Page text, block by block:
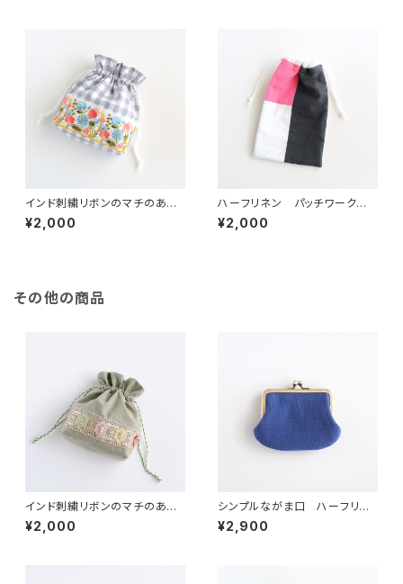
インド刺繍リボンのマチのある
巾着ポーチ チェックグレー
¥2,000
ハーフリネン パッチワークの
巾着ポーチ ピンク/ホワイト/
チャコール
¥2,000
その他の商品
インド刺繍リボンのマチのある
巾着ポーチ グリーン
¥2,000
シンプルながま口 ハーフリネ
ンキャンバス ブルー
¥2,900